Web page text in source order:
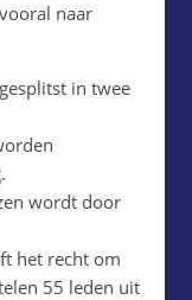
naar
in twee
wordt door
het recht om
55 leden uit